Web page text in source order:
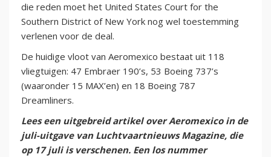
die reden moet het United States Court for the
Southern District of New York nog wel toestemming
verlenen voor de deal.
De huidige vloot van Aeromexico bestaat uit 118
vliegtuigen: 47 Embraer 190’s, 53 Boeing 737’s
(waaronder 15 MAX’en) en 18 Boeing 787
Dreamliners.
Lees een uitgebreid artikel over Aeromexico in de
juli-uitgave van Luchtvaartnieuws Magazine, die
op 17 juli is verschenen. Een los nummer